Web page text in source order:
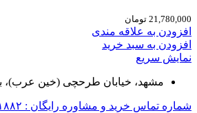
21,780,000 تومان
افزودن به علاقه مندی
افزودن به سبد خرید
نمایش سریع
مشهد، خیابان طرحچی (خین عرب)،
شماره تماس خرید و مشاوره رایگان : ۳۱۸۸۲-۰۵۱